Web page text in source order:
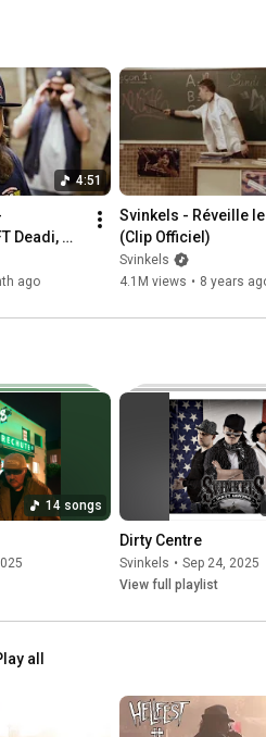
https://
Contact :
4:51
Deadi,
Yoshi Di
ago
Svinkels - Réveille
(Clip Officiel)
Svinkels
4.1M views • 8 years
14 songs
Dirty Centre
Svinkels • Sep 24, 2025
View full playlist
all